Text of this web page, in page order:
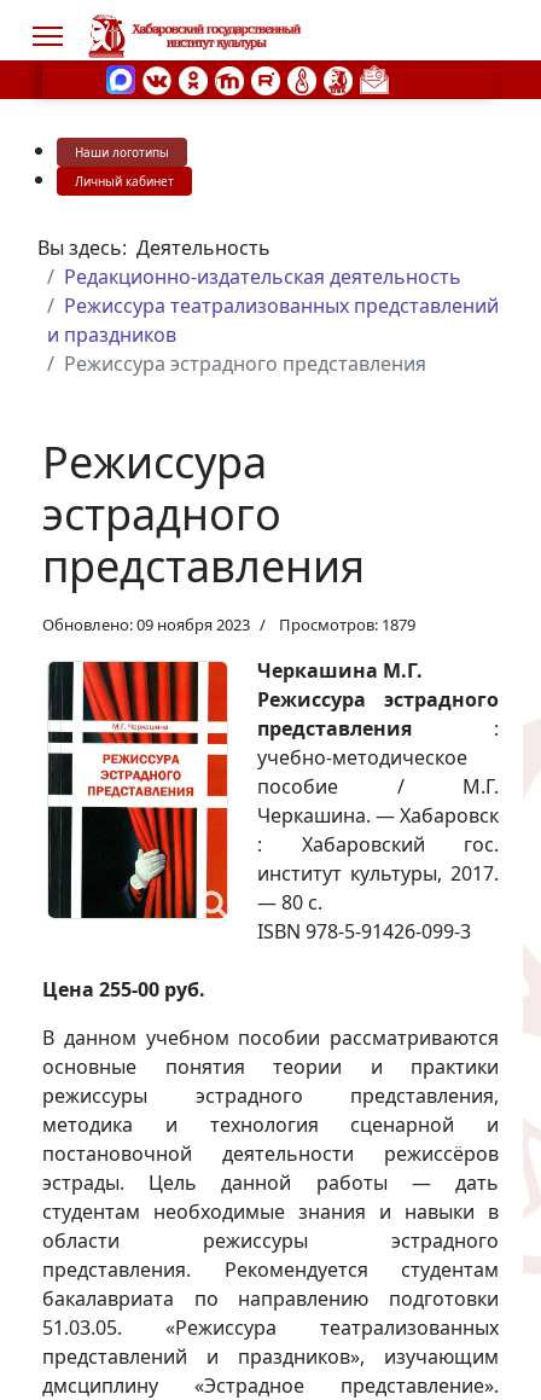
Наши логотипы
Личный кабинет
Вы здесь: Деятельность
Редакционно-издательская деятельность
Режиссура театрализованных представлений
и праздников
Режиссура эстрадного представления
Режиссура
эстрадного
представления
Обновлено: 09 ноября 2023 Просмотров: 1879
Черкашина М.Г.
Режиссура эстрадного
представления :
учебно-методическое
пособие / М.Г.
Черкашина. — Хабаровск
: Хабаровский гос.
институт культуры, 2017.
— 80 с.
ISBN 978-5-91426-099-3
Цена 255-00 руб.
В данном учебном пособии рассматриваются
основные понятия теории и практики
режиссуры эстрадного представления,
методика и технология сценарной и
постановочной деятельности режиссёров
эстрады. Цель данной работы — дать
студентам необходимые знания и навыки в
области режиссуры эстрадного
представления. Рекомендуется студентам
бакалавриата по направлению подготовки
51.03.05. «Режиссура театрализованных
представлений и праздников», изучающим
дмсциплину «Эстрадное представление».